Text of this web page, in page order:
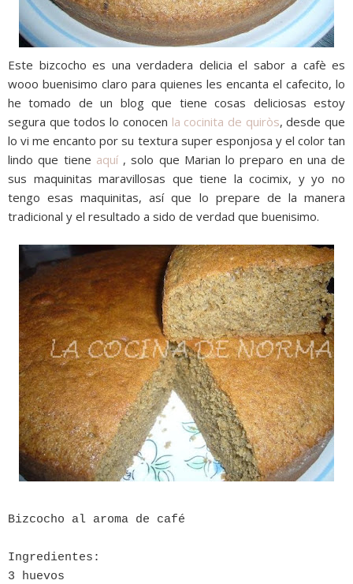
Este bizcocho es una verdadera delicia el sabor a cafè es
wooo buenisimo claro para quienes les encanta el cafecito, lo
he tomado de un blog que tiene cosas deliciosas estoy
segura que todos lo conocen la cocinita de quiròs, desde que
lo vi me encanto por su textura super esponjosa y el color tan
lindo que tiene aquí, solo que Marian lo preparo en una de
sus maquinitas maravillosas que tiene la cocimix, y yo no
tengo esas maquinitas, así que lo prepare de la manera
tradicional y el resultado a sido de verdad que buenisimo.
Bizcocho al aroma de café
Ingredientes:
3 huevos